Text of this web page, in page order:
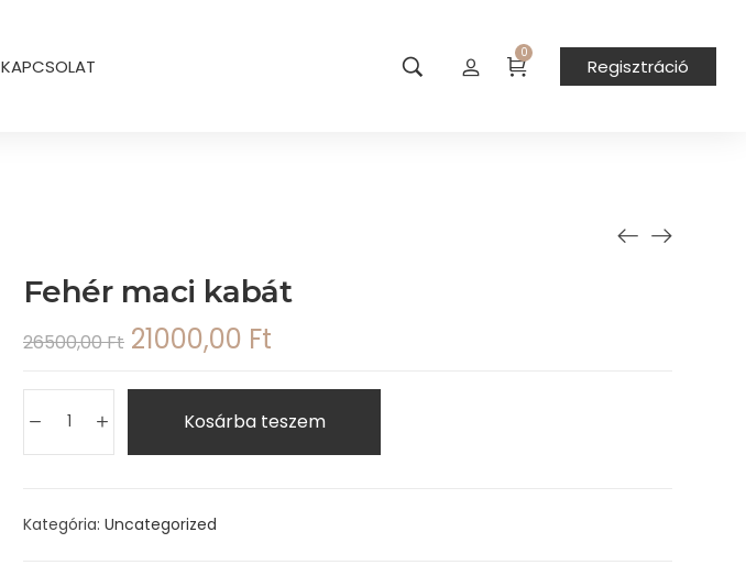
KAPCSOLAT
0
Regisztráció
Fehér maci kabát
26500,00Ft 21000,00 Ft
Kosárba teszem
Kategória: Uncategorized